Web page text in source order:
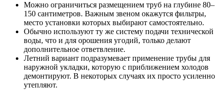
Можно ограничиться размещением труб на глубине 80–
150 сантиметров. Важным звеном окажутся фильтры,
место установки которых выбирают самостоятельно.
Обычно используют ту же систему подачи технической
воды, что и для орошения угодий, только делают
дополнительное ответвление.
Летний вариант подразумевает применение трубы для
наружной укладки, которую с приближением холодов
демонтируют. В некоторых случаях их просто усиленно
утепляют.